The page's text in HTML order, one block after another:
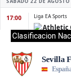
Clasificacion